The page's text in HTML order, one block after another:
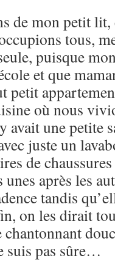
de mon petit
tous,
puisque
et que
petit
où nous
une petite
juste un
de
après les
tandis
on les dirait
chantonnant
suis pas sûre…